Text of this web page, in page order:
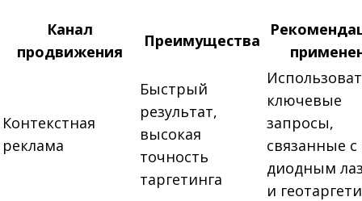
Канал
продвижения
Преимущества
Контекстная
реклама
Быстрый
результат,
высокая
точность
таргетинга
ключевые
запросы,
связанные с
диодным
и